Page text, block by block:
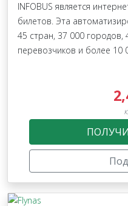
INFOBUS является
билетов. Эта
45 стран, 37 000
перевозчиков и более 10